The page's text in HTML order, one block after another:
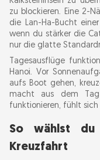
zu blockieren. Eine 2-
die Lan-Ha-Bucht
wenn du stärker die
nur die glatte
Tagesausflüge
Hanoi. Vor
aufs Boot gehen,
macht aus dem Tag
funktionieren, fühlt
So wählst du
Kreuzfahrt